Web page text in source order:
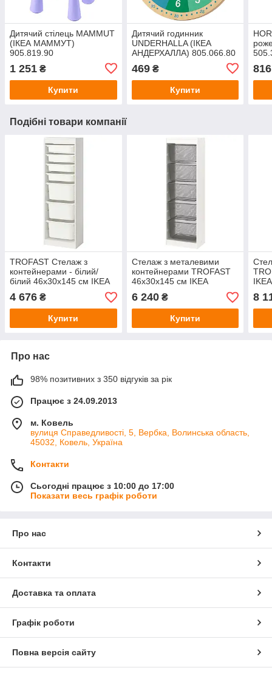
Дитячий стілець MAMMUT
(ІКЕА МАММУТ)
905.819.90
1 251 ₴
Купити
Дитячий годинник
UNDERHALLA (ІКЕА
АНДЕРХАЛЛА) 805.066.80
469₴
Купити
816
Подібні товари компанії
TROFAST Стелаж з
контейнерами - білий/
білий 46х30х145 см IKEA
395.754.45
4 676 ₴
Купити
Стелаж з металевими
контейнерами TROFAST
46x30x145 см IKEA
294.787.32
6 240₴
Купити
8
Про нас
98% позитивних з 350 відгуків за рік
Працює з 24.09.2013
м. Ковель
вулиця Справедливості, 5, Вербка, Волинська область,
45032, Ковель, Україна
Контакти
Сьогодні працює з 10:00 до 17:00
Показати весь графік роботи
Про нас
Контакти
Доставка та оплата
Графік роботи
Повна версія сайту